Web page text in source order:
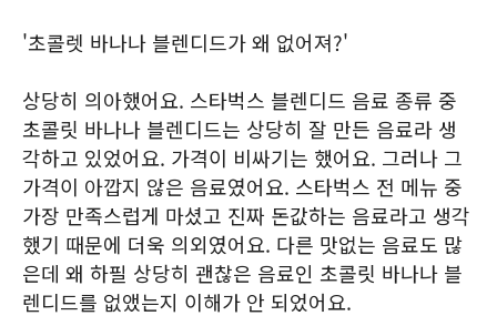
'초콜렛 바나나 블렌디드가 왜 없어져?'
상당히 의아했어요. 스타벅스 블렌디드 음료 종류 중
초콜릿 바나나 블렌디드는 상당히 잘 만든 음료라 생
각하고 있었어요. 가격이 비싸기는 했어요. 그러나 그
가격이 아깝지 않은 음료였어요. 스타벅스 전 메뉴 중
가장 만족스럽게 마셨고 진짜 돈값하는 음료라고 생각
했기 때문에 더욱 의외였어요. 다른 맛없는 음료도 많
은데 왜 하필 상당히 괜찮은 음료인 초콜릿 바나나 블
렌디드를 없앴는지 이해가 안 되었어요.